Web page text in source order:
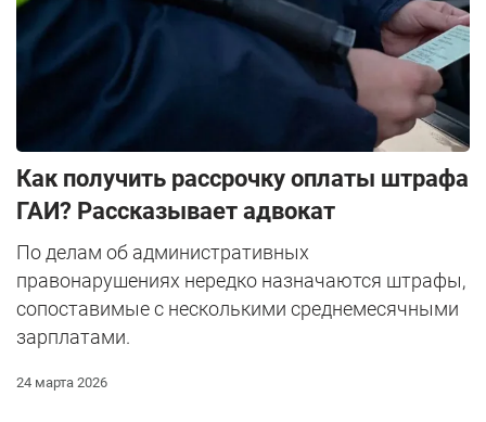
Как получить рассрочку оплаты штрафа
ГАИ? Рассказывает адвокат
По делам об административных
правонарушениях нередко назначаются штрафы,
сопоставимые с несколькими среднемесячными
зарплатами.
24 марта 2026